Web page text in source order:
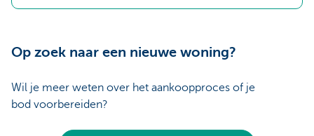
Op zoek naar een nieuwe woning?
Wil je meer weten over het aankoopproces of je
bod voorbereiden?